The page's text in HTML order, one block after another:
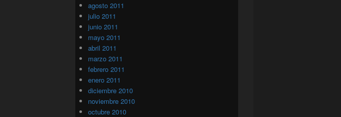
agosto 2011
julio 2011
junio 2011
mayo 2011
abril 2011
marzo 2011
febrero 2011
enero 2011
diciembre 2010
noviembre 2010
octubre 2010